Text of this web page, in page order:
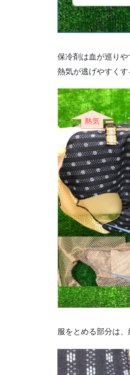
保冷剤は血が巡り
熱気が逃げやすくす
服をとめる部分は